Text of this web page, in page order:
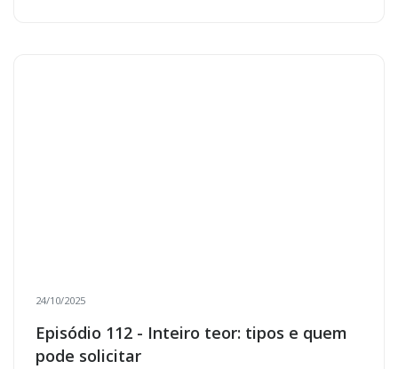
24/10/2025
Episódio 112 - Inteiro teor: tipos e quem
pode solicitar